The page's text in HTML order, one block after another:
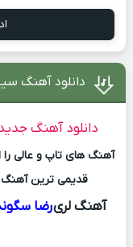
دانلود آهنگ
دانلود آهنگ
آهنگ های تاپ و عالی را
قدیمی ترین آهنگ
آهنگ لریرضا